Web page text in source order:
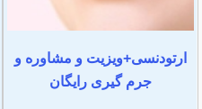
ارتودنسی+ویزیت و مشاوره و
جرم گیری رایگان